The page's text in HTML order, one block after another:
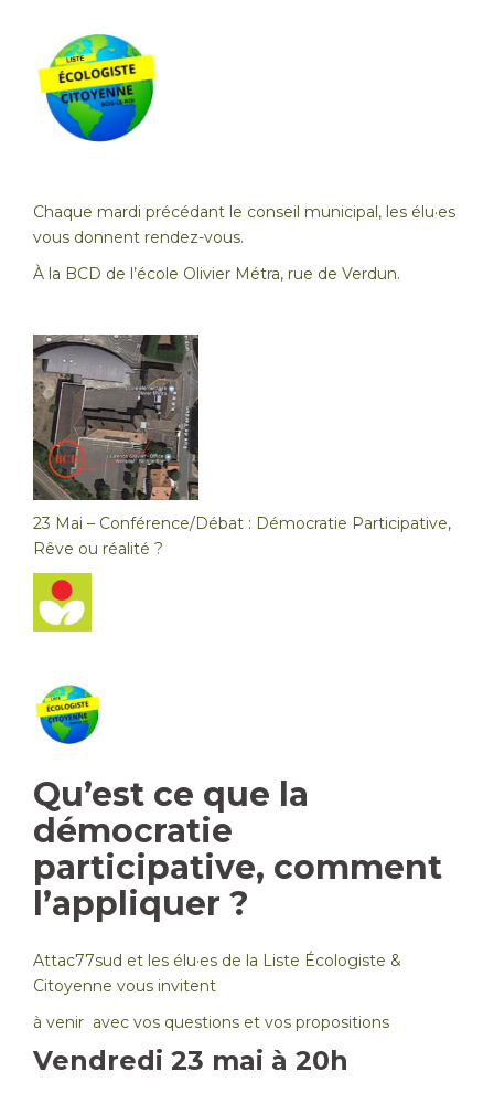
Chaque mardi précédant le conseil municipal, les élu·es
vous donnent rendez-vous.
À la BCD de l’école Olivier Métra, rue de Verdun.
23 Mai – Conférence/Débat : Démocratie Participative,
Rêve ou réalité ?
Qu’est ce que la
démocratie
participative, comment
l’appliquer ?
Attac77sud et les élu·es de la Liste Écologiste &
Citoyenne vous invitent
à venir avec vos questions et vos propositions
Vendredi 23 mai à 20h